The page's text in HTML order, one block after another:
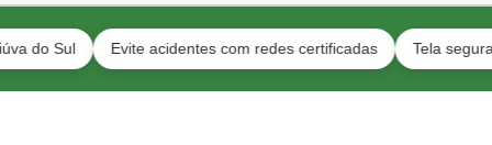
Evite acidentes com redes certificadas Tela segura para